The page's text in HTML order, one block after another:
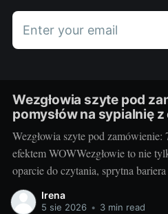
Enter your email
Wezgłowia szyte pod
pomysłów na sypialnię
Wezgłowia szyte pod zamówienie:
efektem WOWWezgłowie to nie
oparcie do czytania, sprytna
sposób na nadanie sypialni
zamówienie, decydujesz o
Irena
5 sie 2026 • 3 min read